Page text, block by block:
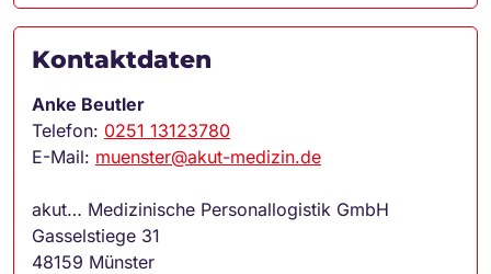
Kontaktdaten
Anke Beutler
Telefon: 0251 13123780
E-Mail: muenster@akut-medizin.de
akut… Medizinische Personallogistik GmbH
Gasselstiege 31
48159 Münster